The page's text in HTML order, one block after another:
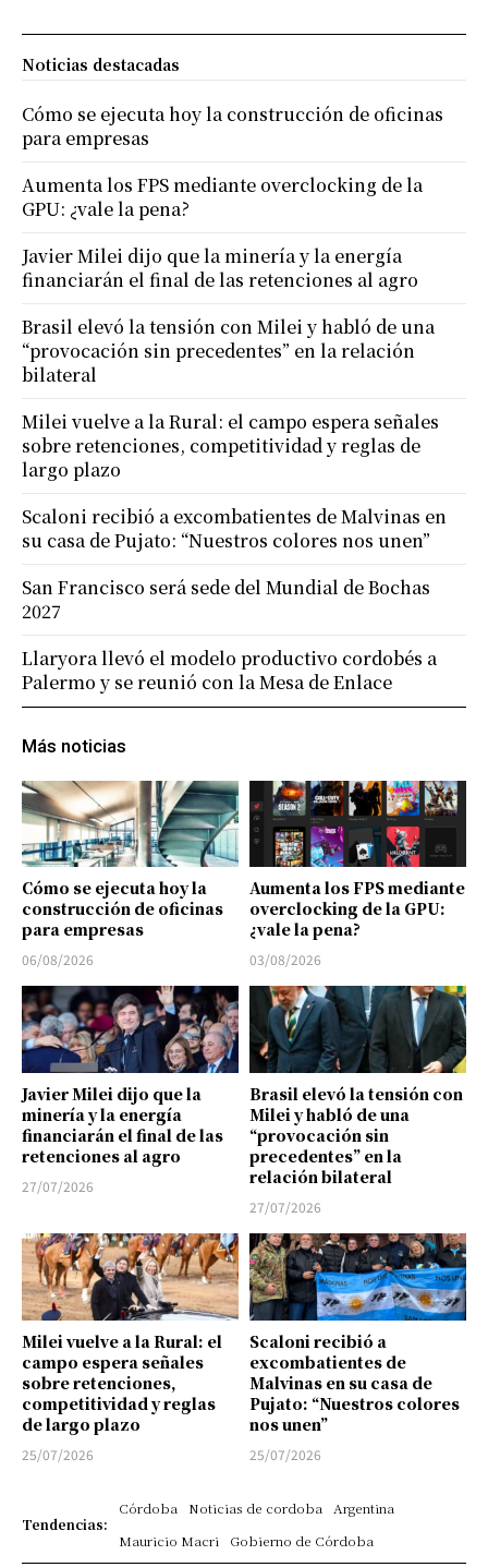
Más noticias
Cómo se ejecuta hoy la
construcción de oficinas
para empresas
06/08/2026
Aumenta los FPS mediante
overclocking de la GPU:
¿vale la pena?
03/08/2026
Javier Milei dijo que la
minería y la energía
financiarán el final de las
retenciones al agro
27/07/2026
Brasil elevó la tensión con
Milei y habló de una
“provocación sin
precedentes” en la
relación bilateral
27/07/2026
Milei vuelve a la Rural: el
campo espera señales
sobre retenciones,
competitividad y reglas
de largo plazo
25/07/2026
Scaloni recibió a
excombatientes de
Malvinas en su casa de
Pujato: “Nuestros colores
nos unen”
25/07/2026
Tendencias:
Córdoba Noticias de cordoba
Argentina
Mauricio Macri
Gobierno de Córdoba
Noticias destacadas
Cómo se ejecuta hoy la construcción de oficinas
para empresas
Aumenta los FPS mediante overclocking de la
GPU: ¿vale la pena?
Javier Milei dijo que la minería y la energía
financiarán el final de las retenciones al agro
Brasil elevó la tensión con Milei y habló de una
“provocación sin precedentes” en la relación
bilateral
Milei vuelve a la Rural: el campo espera señales
sobre retenciones, competitividad y reglas de
largo plazo
Scaloni recibió a excombatientes de Malvinas en
su casa de Pujato: “Nuestros colores nos unen”
San Francisco será sede del Mundial de Bochas
2027
Llaryora llevó el modelo productivo cordobés a
Palermo y se reunió con la Mesa de Enlace